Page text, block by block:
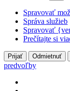
Spravovať
Správa služieb
Spravovať
Prečítajte si
Prijať Odmietnuť
predvoľby